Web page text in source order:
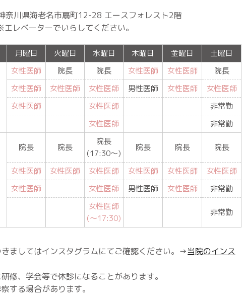
奈川県海老名市扇町12-28 エースフォレスト2階
エレベーターでいらしてください。
月曜日 火曜日 水曜日 木曜日 金曜日 土曜日
女性医師 院長 院長 女性医師 女性医師
院長
女性医師
女性医師 女性医師 男性医師 女性医師
女性医師
女性医師
女性医師
非常勤
女性医師
非常勤
院長 院長
院長
(17:30〜)
院長 院長 院長
女性医師 女性医師 女性医師 女性医師 女性医師
女性医師
女性医師
女性医師 男性医師 女性医師
非常勤
女性医師
(〜17:30)
非常勤
ましてはインスタグラムにてご確認ください。→当院のインス
修、学会等で休診になることがあります。
する場合があります。